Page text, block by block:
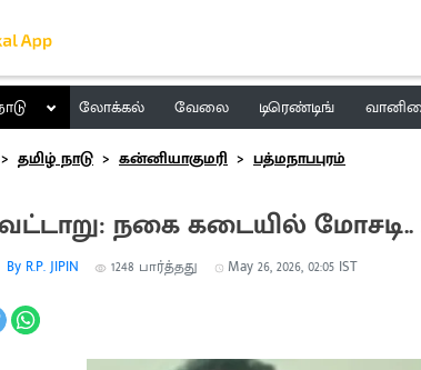
லோக்கல் வேலை டிரெண்டிங்
தமிழ் நாடு கன்னியாகுமரி பத்மநாபபுரம்
நகை கடையில் மோசடி..
By R.P. JIPIN 1248 பார்த்தது May 26, 2026, 02:05 IST